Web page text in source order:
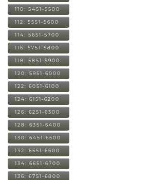
110: 5451-5500
112: 5551-5600
114: 5651-5700
116: 5751-5800
118: 5851-5900
120: 5951-6000
122: 6051-6100
124: 6151-6200
126: 6251-6300
128: 6351-6400
130: 6451-6500
132: 6551-6600
134: 6651-6700
136: 6751-6800